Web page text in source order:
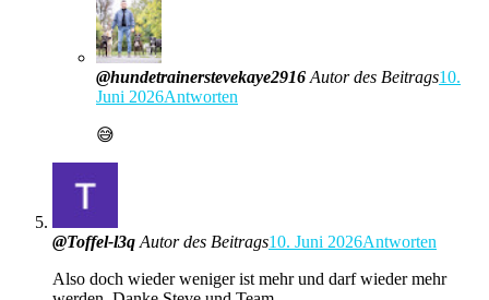
@hundetrainerstevekaye2916 Autor des Beitrags10.
Juni 2026Antworten
😅
@Toffel-l3q Autor des Beitrags10. Juni 2026Antworten
Also doch wieder weniger ist mehr und darf wieder mehr